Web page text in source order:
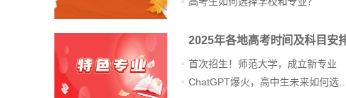
2025年各地高考时间及科目安
首次招生！师范大学，成立新专业